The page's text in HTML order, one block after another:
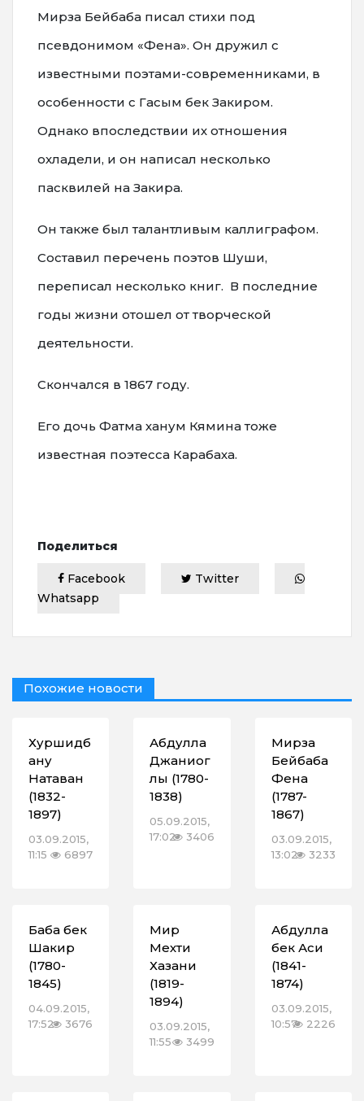
Мирза Бейбаба писал стихи под
псевдонимом «Фена». Он дружил с
известными поэтами-современниками, в
особенности с Гасым бек Закиром.
Однако впоследствии их отношения
охладели, и он написал несколько
пасквилей на Закира.
Он также был талантливым каллиграфом.
Составил перечень поэтов Шуши,
переписал несколько книг. В последние
годы жизни отошел от творческой
деятельности.
Скончался в 1867 году.
Его дочь Фатма ханум Кямина тоже
известная поэтесса Карабаха.
Поделиться
Facebook
Twitter
Whatsapp
Похожие новости
Хуршидб
ану
Натаван
(1832-
1897)
03.09.2015,
11:15
6897
Абдулла
Джаниог
лы (1780-
1838)
05.09.2015,
17:02 3406
Мирза
Бейбаба
Фена
(1787-
1867)
03.09.2015,
13:02 3233
Баба бек
Шакир
(1780-
1845)
04.09.2015,
17:52
3676
Мир
Мехти
Хазани
(1819-
1894)
03.09.2015,
11:55
3499
Абдулла
бек Аси
(1841-
1874)
03.09.2015,
10:57 2226